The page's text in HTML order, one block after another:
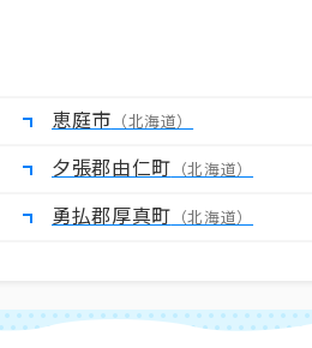
恵庭市 （北海道）
夕張郡由仁町 （北海道）
勇払郡厚真町 （北海道）